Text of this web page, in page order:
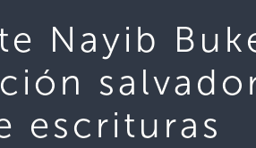
Nayib
escrituras